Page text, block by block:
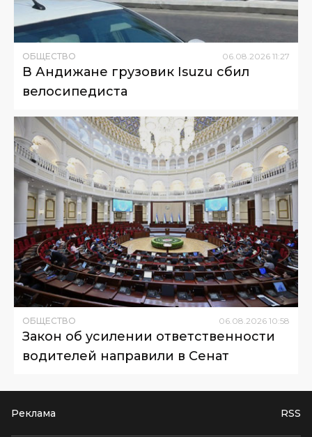
ОБЩЕСТВО 06.08.2026 11:27
В Андижане грузовик Isuzu сбил
велосипедиста
ОБЩЕСТВО 06 08 2026 10:58
Закон об усилении ответственности
водителей направили в Сенат
Реклама RSS